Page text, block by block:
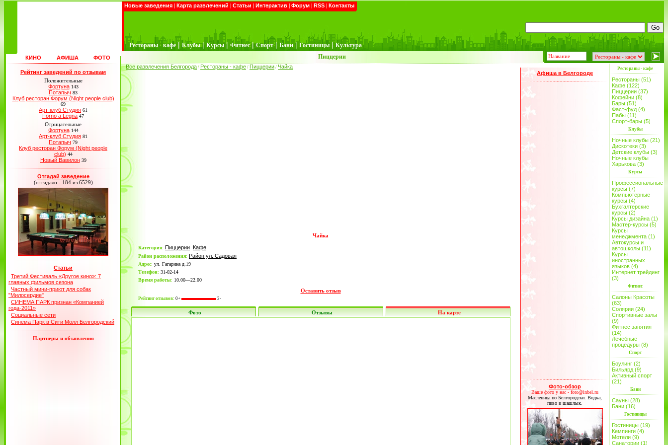
Новые заведения | Карта развлечений | Статьи | Интерактив | Форум | RSS | Контакты
Рестораны - кафе | Клубы | Курсы | Фитнес | Спорт | Бани | Гостиницы | Культура
КИНО АФИША ФОТО Пиццерии
Рейтинг заведений по отзывам
Положительные
Фортуна 143
Потапыч 83
Клуб ресторан Форум (Night people club)
69
Арт-клуб Студия 61
Forno a Legna 47
Отрицательные
Фортуна 144
Арт-клуб Студия 81
Потапыч 79
Клуб ресторан Форум (Night people
club) 44
Новый Вавилон 39
Отгадай заведение
(отгадало - 184 из 6529)
Статьи
Третий Фестиваль «Другое кино»: 7
главных фильмов сезона
Частный мини-приют для собак
"Милосердие"
СИНЕМА ПАРК признан «Компанией
года-2011»
Социальные сети
Синема Парк в Сити Молл Белгородский
Партнеры и объявления
Все развлечения Белгорода / Рестораны - кафе / Пиццерии / Чайка
Чайка
Категория: Пиццерии Кафе
Район расположения: Район ул. Садовая
Адрес: ул. Гагарина д.19
Телефон: 31-02-14
Время работы: 10.00—22.00
Оставить отзыв
Рейтинг отзывов: 0+ 2-
Фото Отзывы На карте
Афиша в Белгороде
Фото-обзор
Ваше фото у нас - foto@inbel.ru
Масленица по Белгородски. Водка,
пиво и шашлык.
Рестораны - кафе
Рестораны (51)
Кафе (122)
Пиццерии (37)
Кофейни (8)
Бары (51)
Фаст-фуд (4)
Пабы (11)
Спорт-бары (5)
Клубы
Ночные клубы (21)
Дискотеки (3)
Детские клубы (3)
Ночные клубы
Харькова (3)
Курсы
Профессиональные
курсы (7)
Компьютерные
курсы (4)
Бухгалтерские
курсы (2)
Курсы дизайна (1)
Мастер-курсы (5)
Курсы
менеджмента (1)
Автокурсы и
автошколы (11)
Курсы
иностранных
языков (4)
Интернет трейдинг
(3)
Фитнес
Салоны Красоты
(63)
Солярии (24)
Спортивные залы
(9)
Фитнес занятия
(14)
Лечебные
процедуры (8)
Спорт
Боулинг (2)
Бильярд (9)
Активный спорт
(21)
Бани
Сауны (28)
Бани (16)
Гостиницы
Гостиницы (19)
Кемпинги (4)
Мотели (9)
Санатории (1)